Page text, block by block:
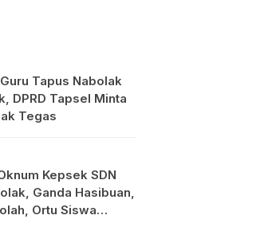
Tapus Nabolak
DPRD Tapsel Minta
Tegas
Kepsek SDN
Ganda Hasibuan,
Ortu Siswa